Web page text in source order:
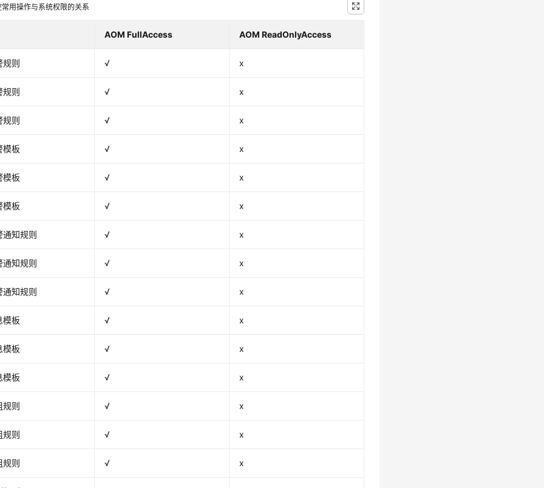
用操作与系统权限的关系
AOM FullAccess AOM ReadOnlyAccess
规则 √ x
规则 √ x
规则 √ x
模板 √ x
模板 √ x
模板 √ x
通知规则 √ x
通知规则 √ x
通知规则 √ x
模板 √ x
模板 √ x
模板 √ x
规则 √ x
规则 √ x
规则 √ x